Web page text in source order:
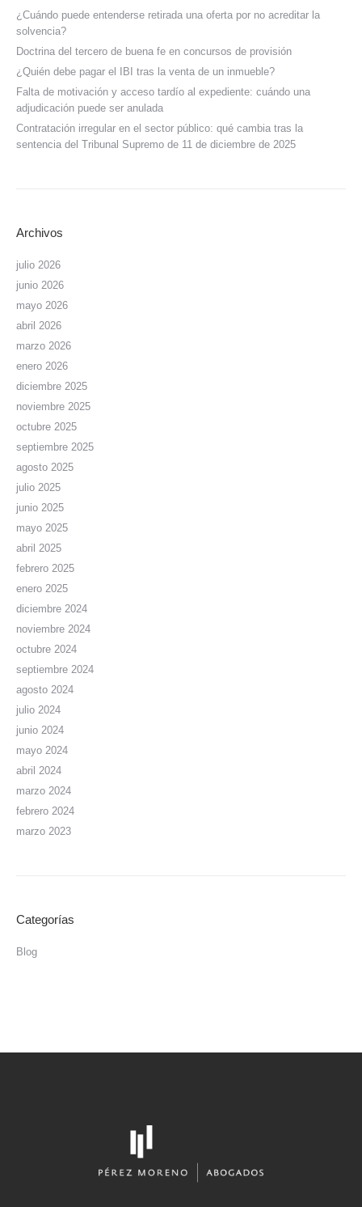
¿Cuándo puede entenderse retirada una oferta por no acreditar la
solvencia?
Doctrina del tercero de buena fe en concursos de provisión
¿Quién debe pagar el IBI tras la venta de un inmueble?
Falta de motivación y acceso tardío al expediente: cuándo una
adjudicación puede ser anulada
Contratación irregular en el sector público: qué cambia tras la
sentencia del Tribunal Supremo de 11 de diciembre de 2025
Archivos
julio 2026
junio 2026
mayo 2026
abril 2026
marzo 2026
enero 2026
diciembre 2025
noviembre 2025
octubre 2025
septiembre 2025
agosto 2025
julio 2025
junio 2025
mayo 2025
abril 2025
febrero 2025
enero 2025
diciembre 2024
noviembre 2024
octubre 2024
septiembre 2024
agosto 2024
julio 2024
junio 2024
mayo 2024
abril 2024
marzo 2024
febrero 2024
marzo 2023
Categorías
Blog